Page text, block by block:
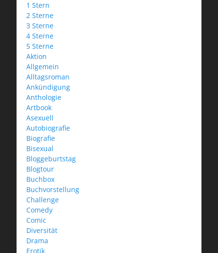
1 Stern
2 Sterne
3 Sterne
4 Sterne
5 Sterne
Aktion
Allgemein
Alltagsroman
Ankündigung
Anthologie
Artbook
Asexuell
Autobiografie
Biografie
Bisexual
Bloggeburtstag
Blogtour
Buchbox
Buchvorstellung
Challenge
Comedy
Comic
Diversität
Drama
Erotik